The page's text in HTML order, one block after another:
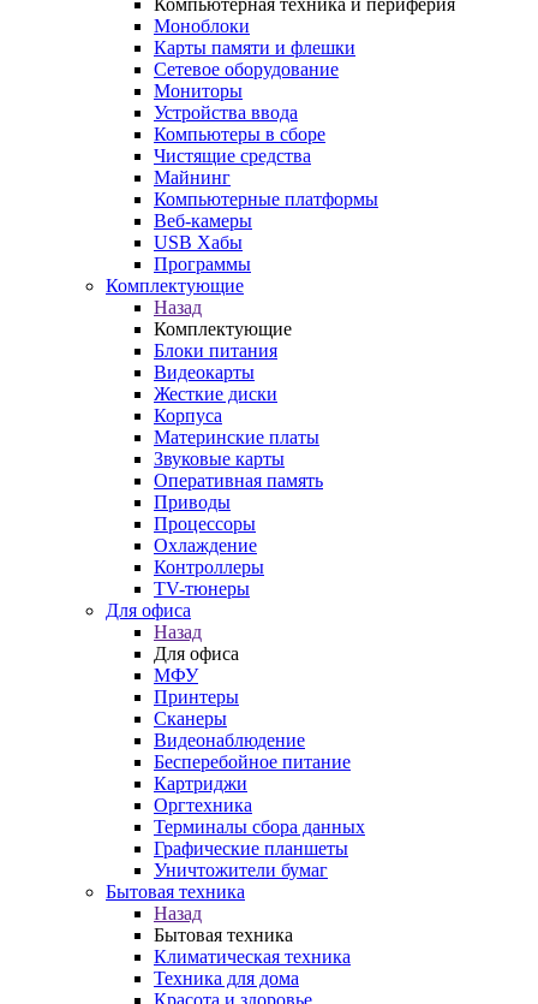
Компьютерная техника и периферия
Моноблоки
Карты памяти и флешки
Сетевое оборудование
Мониторы
Устройства ввода
Компьютеры в сборе
Чистящие средства
Майнинг
Компьютерные платформы
Веб-камеры
USB Хабы
Программы
Комплектующие
Назад
Комплектующие
Блоки питания
Видеокарты
Жесткие диски
Корпуса
Материнские платы
Звуковые карты
Оперативная память
Приводы
Процессоры
Охлаждение
Контроллеры
TV-тюнеры
Для офиса
Назад
Для офиса
МФУ
Принтеры
Сканеры
Видеонаблюдение
Бесперебойное питание
Картриджи
Оргтехника
Терминалы сбора данных
Графические планшеты
Уничтожители бумаг
Бытовая техника
Назад
Бытовая техника
Климатическая техника
Техника для дома
Красота и здоровье